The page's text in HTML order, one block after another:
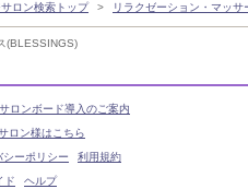
(BLESSINGS)
ロン検索トップ リラクゼーション・マッ
ロンボード導入のご案内
ロン様はこちら
シーポリシー
利用規約
ド
ヘルプ